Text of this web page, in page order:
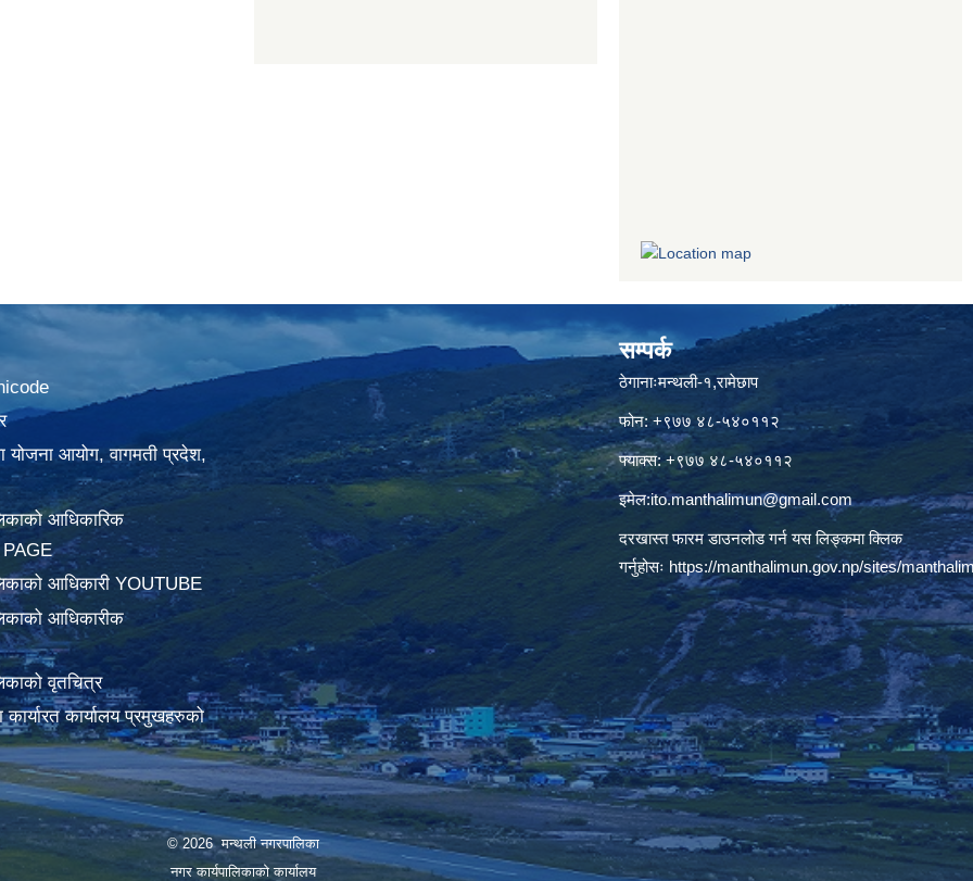
योजना आयोग, वागमती प्रदेश,
आधिकारिक
आधिकारी YOUTUBE
आधिकारीक
वृतचित्र
कार्यारत कार्यालय प्रमुखहरुको
सम्पर्क
ठेगानाःमन्थली-१,रामेछाप
फोन: +९७७ ४८-५४०११२
फ्याक्स: +९७७ ४८-५४०११२
इमेल:ito.manthalimun@gmail.com
दरखास्त फारम डाउनलोड गर्न यस लिङ्कमा क्लिक
गर्नुहोसः https://manthalimun.gov.np/sites/
© 2026 मन्थली नगरपालिका
नगर कार्यपालिकाको कार्यालय